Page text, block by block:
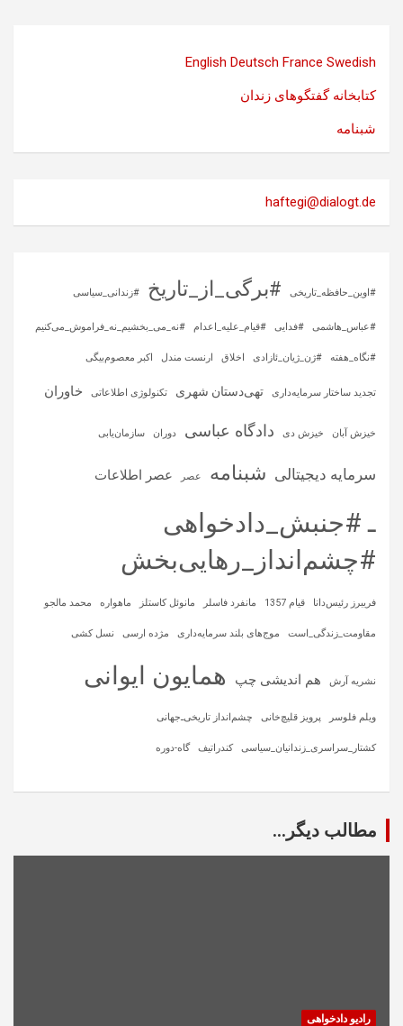
English Deutsch France Swedish
کتابخانه گفتگوهای زندان
شبنامه
haftegi@dialogt.de
#اوین_حافظه_تاریخی #برگی_از_تاریخ #زندانی_سیاسی
#عباس_هاشمی #فدایی #قیام_علیه_اعدام #نه_می_بخشیم_نه_فراموش_می‌کنیم
#نگاه_هفته #ژن_ژیان_ئازادی اخلاق ارنست مندل اکبر معصوم‌بیگی
تجدید ساختار سرمایه‌داری تهی‌دستان شهری تکنولوژی اطلاعاتی خاوران
خیزش آبان خیزش دی دادگاه عباسی دوران سازمان‌یابی
سرمایه‌ دیجیتالی شبنامه عصر عصر اطلاعات
ـ #جنبش_دادخواهی
#چشم‌انداز_رهایی‌بخش
فریبرز رئیس‌دانا قیام 1357 مانفرد فاسلر مانوئل کاستلز ماهواره‌ محمد مالجو
مقاومت_زندگی_است موج‌های بلند سرمایه‌داری مژده ارسی نسل کشی
نشریه آرش هم اندیشی چپ همایون ایوانی
ویلم فلوسر پرویز قلیچ‌خانی چشم‌انداز تاریخی‌ـ‌جهانی
کشتار_سراسری_زندانیان_سیاسی کندراتیف گاه-دوره
مطالب دیگر...
رادیو دادخواهی